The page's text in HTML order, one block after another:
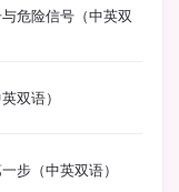
危险信号（中英双
双语）
步（中英双语）